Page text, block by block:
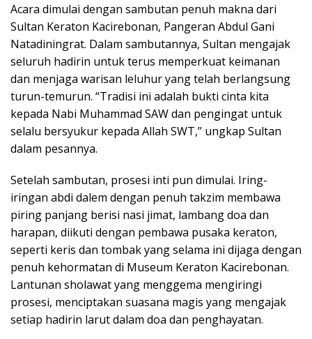
Acara dimulai dengan sambutan penuh makna dari
Sultan Keraton Kacirebonan, Pangeran Abdul Gani
Natadiningrat. Dalam sambutannya, Sultan mengajak
seluruh hadirin untuk terus memperkuat keimanan
dan menjaga warisan leluhur yang telah berlangsung
turun-temurun. “Tradisi ini adalah bukti cinta kita
kepada Nabi Muhammad SAW dan pengingat untuk
selalu bersyukur kepada Allah SWT,” ungkap Sultan
dalam pesannya.
Setelah sambutan, prosesi inti pun dimulai. Iring-
iringan abdi dalem dengan penuh takzim membawa
piring panjang berisi nasi jimat, lambang doa dan
harapan, diikuti dengan pembawa pusaka keraton,
seperti keris dan tombak yang selama ini dijaga dengan
penuh kehormatan di Museum Keraton Kacirebonan.
Lantunan sholawat yang menggema mengiringi
prosesi, menciptakan suasana magis yang mengajak
setiap hadirin larut dalam doa dan penghayatan.